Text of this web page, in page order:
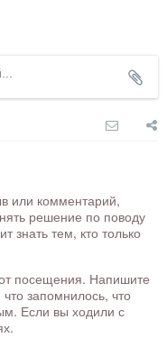
или комментарий,
решение по поводу
знать тем, кто только
посещения. Напишите
запомнилось, что
Если вы ходили с